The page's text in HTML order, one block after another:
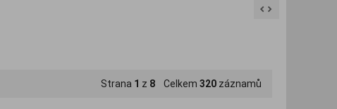
Strana 1 z 8 Celkem 320 záznamů